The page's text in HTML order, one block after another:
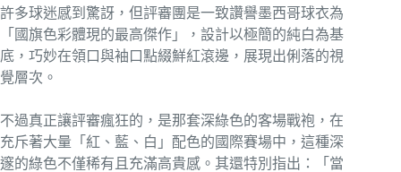
許多球迷感到驚訝，但評審團是一致讚譽墨西哥球衣為
「國旗色彩體現的最高傑作」，設計以極簡的純白為基
底，巧妙在領口與袖口點綴鮮紅滾邊，展現出俐落的視
覺層次。
不過真正讓評審瘋狂的，是那套深綠色的客場戰袍，在
充斥著大量「紅、藍、白」配色的國際賽場中，這種深
邃的綠色不僅稀有且充滿高貴感。其還特別指出：「當